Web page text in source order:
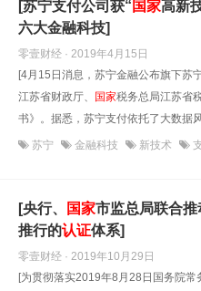
[苏宁支付公司获“ 国家高新
六大金融科技]
零壹财经 · 2019年4月15日
[4月15日消息，苏宁金融公布旗下苏
江苏省财政厅、 国家税务总局江苏省
书》。据悉，苏宁支付依托了大数据
苏宁 金融科技 新技术
[央行、 国家市监总局联合
推行的认证体系]
零壹财经 · 2019年10月29日
[为贯彻落实2019年8月28日国务院常